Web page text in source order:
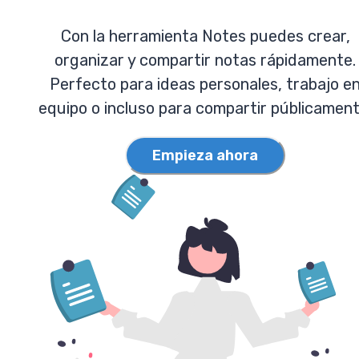
Con la herramienta Notes puedes crear,
organizar y compartir notas rápidamente.
Perfecto para ideas personales, trabajo
equipo o incluso para compartir
Empieza ahora